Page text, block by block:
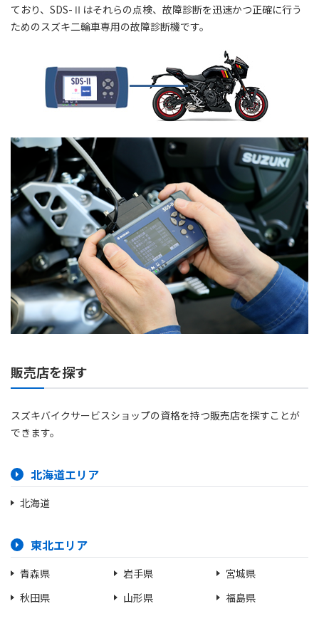
ており、SDS-Ⅱはそれらの点検、故障診断を迅速かつ正確に行う
ためのスズキ二輪車専用の故障診断機です。
販売店を探す
スズキバイクサービスショップの資格を持つ販売店を探すことが
できます。
北海道エリア
北海道
東北エリア
青森県 岩手県
宮城県
秋田県
山形県 福島県